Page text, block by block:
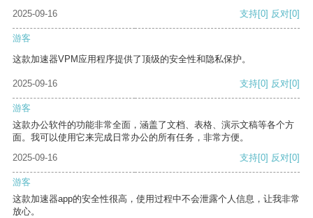
2025-09-16 支持[0] 反对[0]
游客
这款加速器VPM应用程序提供了顶级的安全性和隐私保护。
2025-09-16 支持[0] 反对[0]
游客
这款办公软件的功能非常全面，涵盖了文档、表格、演示文稿等各个方
面。我可以使用它来完成日常办公的所有任务，非常方便。
2025-09-16
支持[0] 反对[0]
游客
这款加速器app的安全性很高，使用过程中不会泄露个人信息，让我非常
放心。